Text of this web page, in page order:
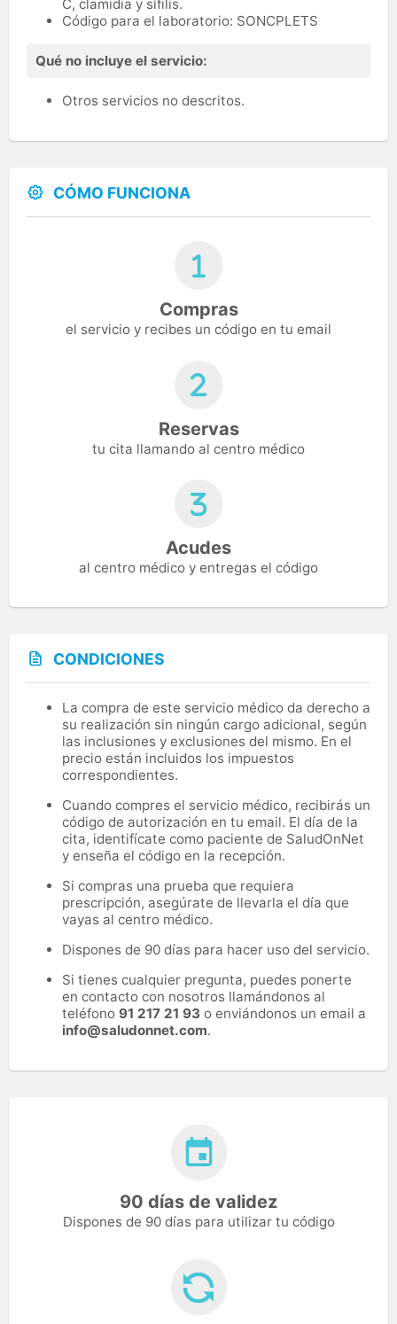
C, clamidia y sífilis.
Código para el laboratorio: SONCPLETS
Qué no incluye el servicio:
Otros servicios no descritos.
CÓMO FUNCIONA
Compras
el servicio y recibes un código en tu email
Reservas
tu cita llamando al centro médico
Acudes
al centro médico y entregas el código
CONDICIONES
La compra de este servicio médico da derecho a
su realización sin ningún cargo adicional, según
las inclusiones y exclusiones del mismo. En el
precio están incluidos los impuestos
correspondientes.
Cuando compres el servicio médico, recibirás un
código de autorización en tu email. El día de la
cita, identifícate como paciente de SaludOnNet
y enseña el código en la recepción.
Si compras una prueba que requiera
prescripción, asegúrate de llevarla el día que
vayas al centro médico.
Dispones de 90 días para hacer uso del servicio.
Si tienes cualquier pregunta, puedes ponerte
en contacto con nosotros llamándonos al
teléfono 91 217 21 93 o enviándonos un email a
info@saludonnet.com.
90 días de validez
Dispones de 90 días para utilizar tu código